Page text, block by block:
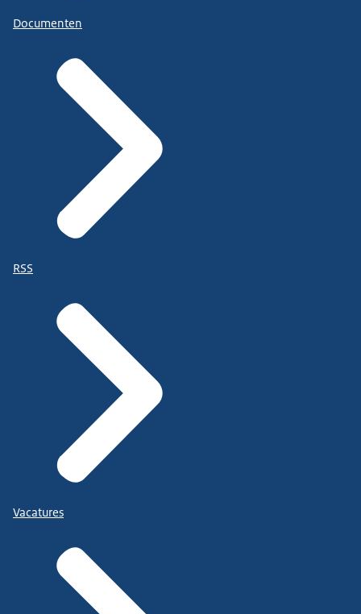
Documenten
RSS
Vacatures